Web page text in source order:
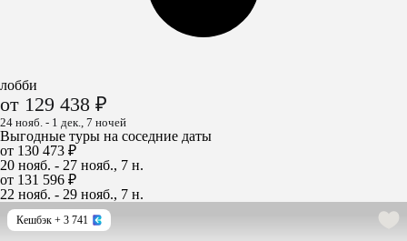
лобби
от 129 438 ₽
24 нояб. - 1 дек., 7 ночей
Выгодные туры на соседние даты
от 130 473 ₽
20 нояб. - 27 нояб., 7 н.
от 131 596 ₽
22 нояб. - 29 нояб., 7 н.
Кешбэк + 3 741